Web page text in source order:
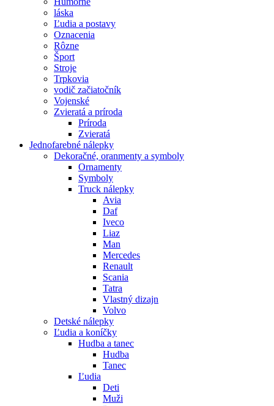
láska
Ľudia a postavy
Oznacenia
Rôzne
Šport
Stroje
Trpkovia
vodič začiatočník
Vojenské
Zvieratá a príroda
Príroda
Zvieratá
Jednofarebné nálepky
Dekoračné, oranmenty a symboly
Ornamenty
Symboly
Truck nálepky
Avia
Daf
Iveco
Liaz
Man
Mercedes
Renault
Scania
Tatra
Vlastný dizajn
Volvo
Detské nálepky
Ľudia a koníčky
Hudba a tanec
Hudba
Tanec
Ľudia
Deti
Muži